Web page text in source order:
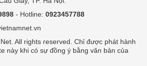
- Hotline: 0923457788
All rights reserved. Chỉ được phát hành
này khi có sự đồng ý bằng văn bản của